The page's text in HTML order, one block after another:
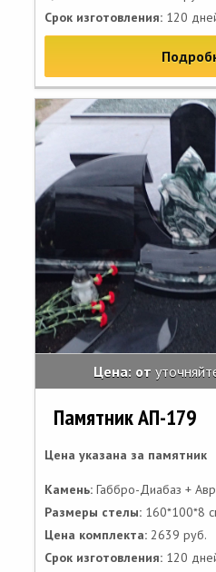
Срок изготовления: 120
Цена: от
Памятник АП-179
Цена указана за памятник
Камень: Габбро-Диабаз +
Размеры стелы: 160*100*8
Цена комплекта: 2639 руб.
Срок изготовления: 120